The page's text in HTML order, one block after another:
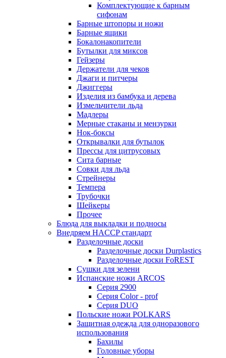
Комплектующие к барным
сифонам
Барные штопоры и ножи
Барные ящики
Бокалонакопители
Бутылки для миксов
Гейзеры
Держатели для чеков
Джаги и питчеры
Джиггеры
Изделия из бамбука и дерева
Измельчители льда
Мадлеры
Мерные стаканы и мензурки
Нок-боксы
Открывалки для бутылок
Прессы для цитрусовых
Сита барные
Совки для льда
Стрейнеры
Темпера
Трубочки
Шейкеры
Прочее
Блюда для выкладки и подносы
Внедряем HACCP стандарт
Разделочные доски
Разделочные доски Durplastics
Разделочные доски FoREST
Сушки для зелени
Испанские ножи ARCOS
Серия 2900
Серия Color - prof
Серия DUO
Польские ножи POLKARS
Защитная одежда для одноразового
использования
Бахилы
Головные уборы